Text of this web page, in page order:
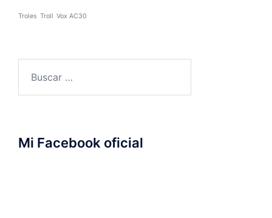
Troles Troll Vox AC30
Mi Facebook oficial